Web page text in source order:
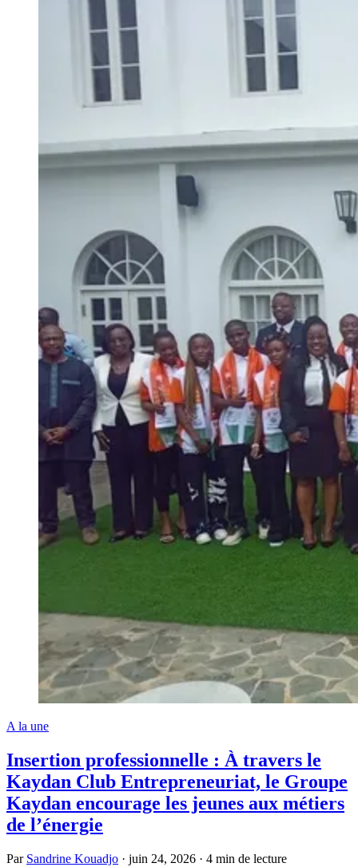
A la une
Insertion professionnelle : À travers le
Kaydan Club Entrepreneuriat, le Groupe
Kaydan encourage les jeunes aux métiers
de l’énergie
Par Sandrine Kouadjo · juin 24, 2026 · 4 min de lecture